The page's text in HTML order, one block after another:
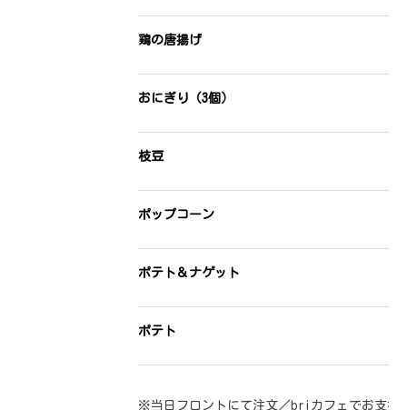
鶏の唐揚げ
おにぎり（3個）
枝豆
ポップコーン
ポテト＆ナゲット
ポテト
※当日フロントにて注文／briカフェでお支払